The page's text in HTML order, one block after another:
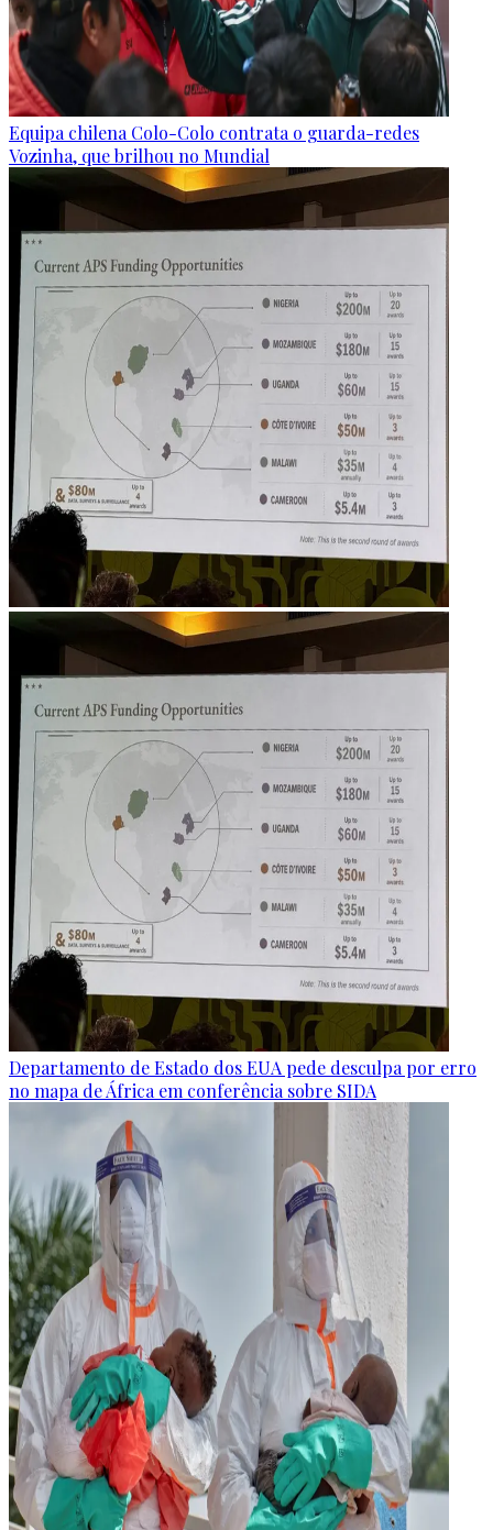
Equipa chilena Colo-Colo contrata o guarda-redes
Vozinha, que brilhou no Mundial
Departamento de Estado dos EUA pede desculpa por erro
no mapa de África em conferência sobre SIDA